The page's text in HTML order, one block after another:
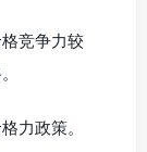
竞争力较
力政策。